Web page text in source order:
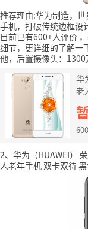
推荐理由:华为制造，
手机，打破传统边框设
目前已有600+人评价
细节，更详细的了解一
他，后置摄像头：1300
华
老
2、华为（HUAWEI）
人老年手机 双卡双待